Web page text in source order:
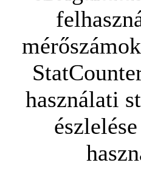
használati